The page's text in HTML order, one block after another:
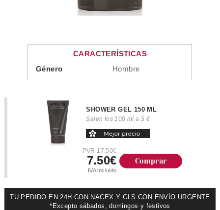
CARACTERÍSTICAS
Género
Hombre
SHOWER GEL 150 ML
Salen los 100 ml a 5 €
PVR 17.50€
7.50€
IVA incluido
Comprar
TU PEDIDO EN 24H CON NACEX Y GLS CON ENVÍO URGENTE
*Excepto sábados, domingos y festivos